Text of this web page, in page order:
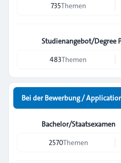
735Themen
Studienangebot/Degree
483Themen
Bei der Bewerbung /
Bachelor/Staatsexamen
2570Themen